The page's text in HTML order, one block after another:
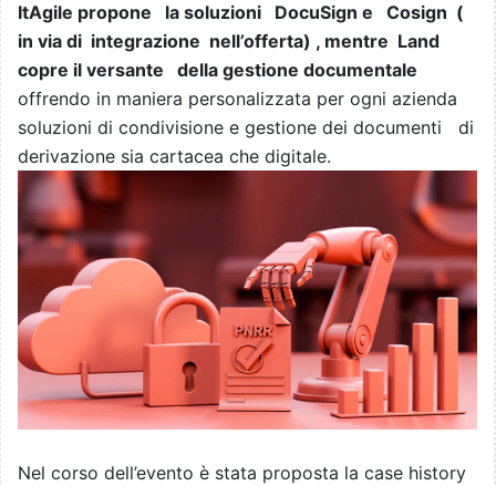
ItAgile propone la soluzioni DocuSign e Cosign (
in via di integrazione nell’offerta) , mentre Land
copre il versante della gestione documentale
offrendo in maniera personalizzata per ogni azienda
soluzioni di condivisione e gestione dei documenti di
derivazione sia cartacea che digitale.
Nel corso dell’evento è stata proposta la case history